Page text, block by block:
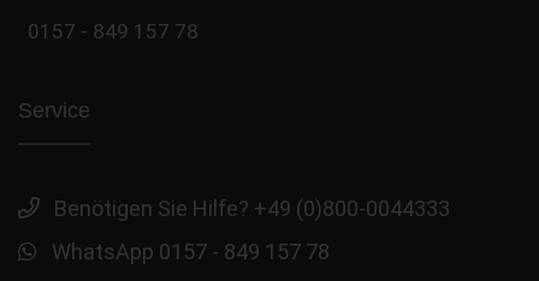
0157 - 849 157 78
Service
Benötigen Sie Hilfe? +49 (0)800-0044333
WhatsApp 0157 - 849 157 78